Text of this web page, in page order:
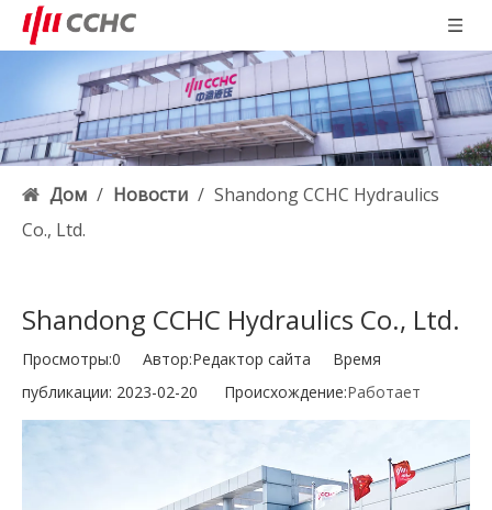
Дом / Новости / Shandong CCHC Hydraulics
Co., Ltd.
Shandong CCHC Hydraulics Co., Ltd.
Просмотры:0 Автор:Pедактор сайта Время
публикации: 2023-02-20 Происхождение:Работает